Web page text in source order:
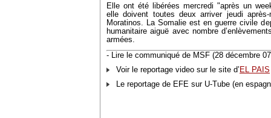
Elle ont été libérées mercredi "après un
elle doivent toutes deux arriver jeudi
Moratinos. La Somalie est en guerre civile
humanitaire aiguë avec nombre
armées.
- Lire le communiqué de MSF (28 décembre
Voir le reportage video sur le site d’ EL PAIS
Le reportage de EFE sur U-Tube (en